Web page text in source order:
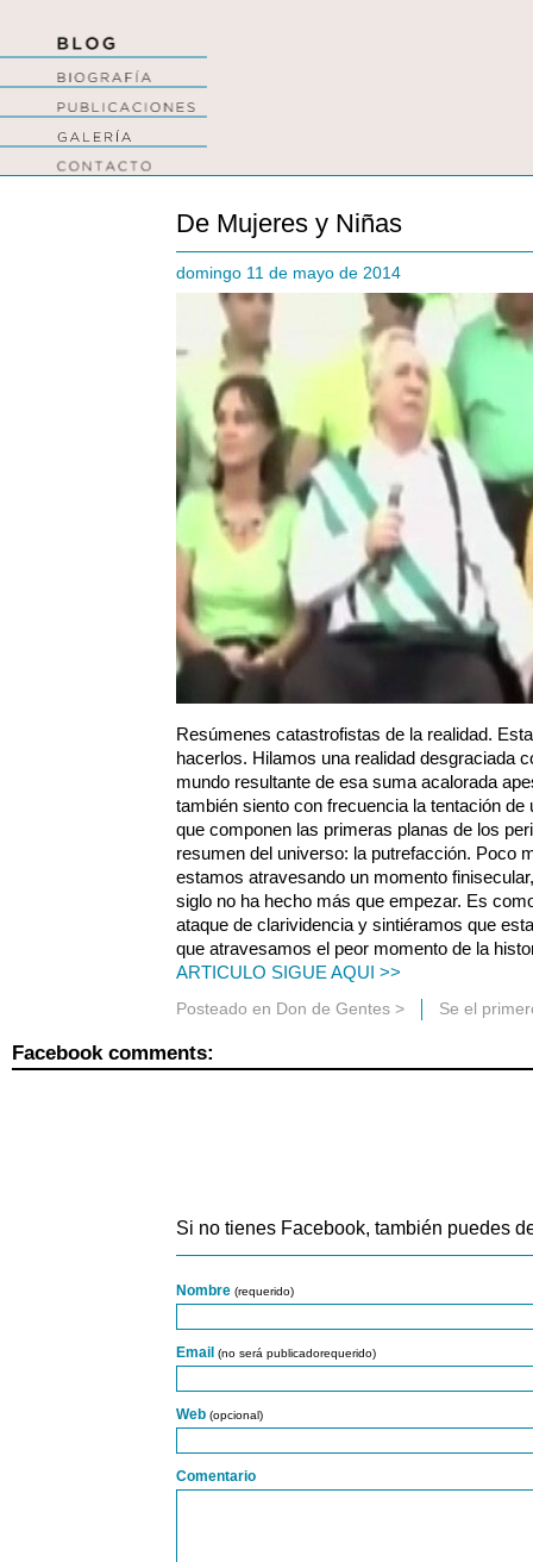
De Mujeres y Niñas
domingo 11 de mayo de 2014
Resúmenes catastrofistas de la realidad.
hacerlos. Hilamos una realidad desgraciada
mundo resultante de esa suma acalorada
también siento con frecuencia la tentación de
que componen las primeras planas de los
resumen del universo: la putrefacción. Poco
estamos atravesando un momento
siglo no ha hecho más que empezar. Es
ataque de clarividencia y sintiéramos que
que atravesamos el peor momento de la
ARTICULO SIGUE AQUI >>
Posteado en Don de Gentes > Se el
Facebook comments:
Si no tienes Facebook, también puedes
Nombre (requerido)
Email (no será publicadorequerido)
Web (opcional)
Comentario